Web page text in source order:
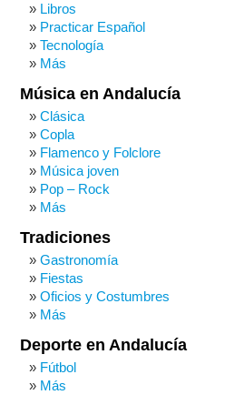
Libros
Practicar Español
Tecnología
Más
Música en Andalucía
Clásica
Copla
Flamenco y Folclore
Música joven
Pop – Rock
Más
Tradiciones
Gastronomía
Fiestas
Oficios y Costumbres
Más
Deporte en Andalucía
Fútbol
Más